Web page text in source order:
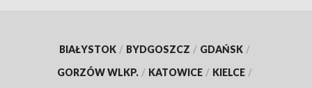
BIAŁYSTOK / BYDGOSZCZ / GDAŃSK /
GORZÓW WLKP. / KATOWICE / KIELCE /